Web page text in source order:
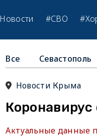
Новости #СВО
Все Севастополь
Новости Крыма
Актуальные данные